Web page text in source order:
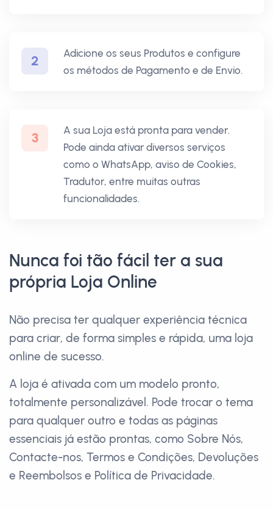
2
Adicione os seus Produtos e configure
os métodos de Pagamento e de Envio.
3
A sua Loja está pronta para vender.
Pode ainda ativar diversos serviços
como o WhatsApp, aviso de Cookies,
Tradutor, entre muitas outras
funcionalidades.
Nunca foi tão fácil ter a sua
própria Loja Online
Não precisa ter qualquer experiência técnica
para criar, de forma simples e rápida, uma loja
online de sucesso.
A loja é ativada com um modelo pronto,
totalmente personalizável. Pode trocar o tema
para qualquer outro e todas as páginas
essenciais já estão prontas, como Sobre Nós,
Contacte-nos, Termos e Condições, Devoluções
e Reembolsos e Política de Privacidade.